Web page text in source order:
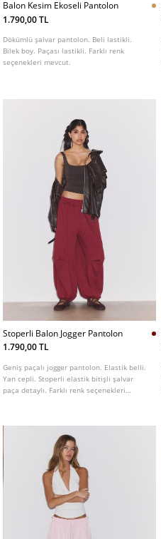
Balon Kesim Ekoseli Pantolon
1.790,00 TL
Dökümlü şalvar pantolon. Beli lastikli.
Bilek boy. Paçası lastikli. Farklı renk
seçenekleri mevcut.
Stoperli Balon Jogger Pantolon
1.790,00 TL
Geniş paçalı jogger pantolon. Elastik belli.
Yan cepli. Stoperli elastik bitişli şalvar
paça detaylı. Farklı renk seçenekleri